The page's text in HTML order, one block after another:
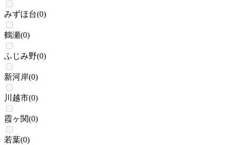
みずほ台(0)
鶴瀬(0)
ふじみ野(0)
新河岸(0)
川越市(0)
霞ヶ関(0)
若葉(0)